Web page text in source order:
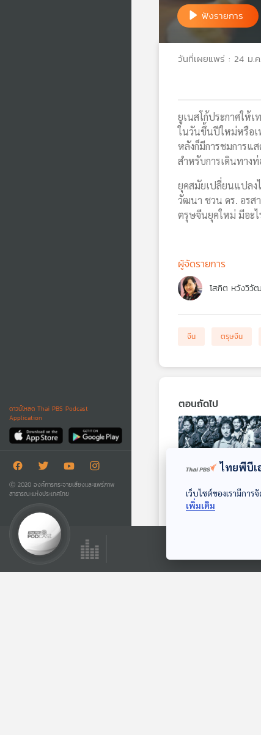
ดาวน์โหลด Thai PBS Podcast
Application
Ⓒ 2020 องค์การกระจายเสียงและแพร่ภาพ
สาธารณะแห่งประเทศไทย
ฟังรายการ
วันที่เผยแพร่ : 24 ม.
ยูเนสโก้ประกาศให้
ในวันขึ้นปีใหม่หรือเ
หลังก็มีการชมการแ
สำหรับการเดินทาง
ยุคสมัยเปลี่ยนแปลง
วัฒนา ชวน ดร. อรส
ตรุษจีนยุคใหม่ มีอะไ
ผู้จัดรายการ
โสภิต หวังวิวั
จีน ตรุษจีน
ตอนถัดไป
EP. 201: รู้จักผู้หญิง
ไทยพีบีเ
เว็บไซต์ของเรามีกา
เพิ่มเติม